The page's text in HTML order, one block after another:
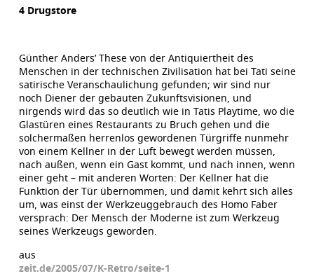
4 Drugstore
Günther Anders’ These von der Antiquiertheit des
Menschen in der technischen Zivilisation hat bei Tati seine
satirische Veranschaulichung gefunden; wir sind nur
noch Diener der gebauten Zukunftsvisionen, und
nirgends wird das so deutlich wie in Tatis Playtime, wo die
Glastüren eines Restaurants zu Bruch gehen und die
solchermaßen herrenlos gewordenen Türgriffe nunmehr
von einem Kellner in der Luft bewegt werden müssen,
nach außen, wenn ein Gast kommt, und nach innen, wenn
einer geht – mit anderen Worten: Der Kellner hat die
Funktion der Tür übernommen, und damit kehrt sich alles
um, was einst der Werkzeuggebrauch des Homo Faber
versprach: Der Mensch der Moderne ist zum Werkzeug
seines Werkzeugs geworden.
aus
zeit.de/2005/07/K-Retro/seite-1